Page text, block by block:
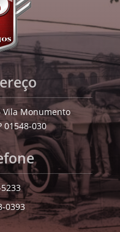
Vila Monumento
01548-030
0393